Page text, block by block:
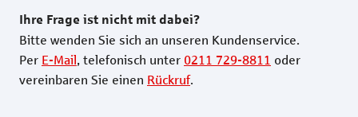
Ihre Frage ist nicht mit dabei?
Bitte wenden Sie sich an unseren Kundenservice.
Per E-Mail, telefonisch unter 0211 729-8811 oder
vereinbaren Sie einen Rückruf.